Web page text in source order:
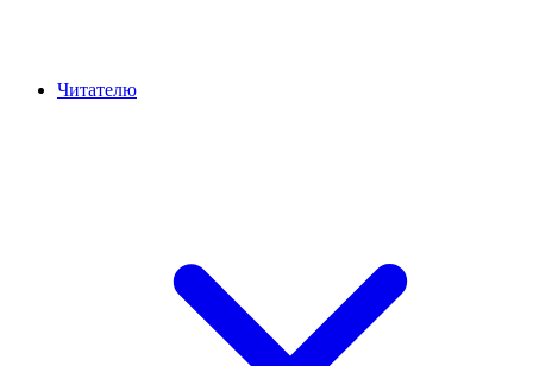
Читателю